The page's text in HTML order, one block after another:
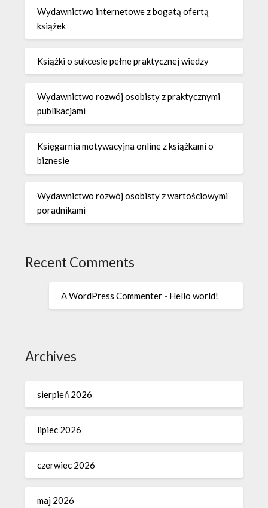
Wydawnictwo internetowe z bogatą ofertą
książek
Książki o sukcesie pełne praktycznej wiedzy
Wydawnictwo rozwój osobisty z praktycznymi
publikacjami
Księgarnia motywacyjna online z książkami o
biznesie
Wydawnictwo rozwój osobisty z wartościowymi
poradnikami
Recent Comments
A WordPress Commenter - Hello world!
Archives
sierpień 2026
lipiec 2026
czerwiec 2026
maj 2026